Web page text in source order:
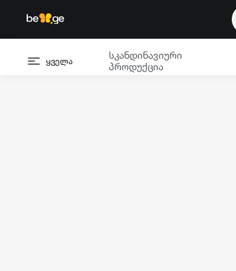
ყველა
სკანდინავიური
პროდუქცია